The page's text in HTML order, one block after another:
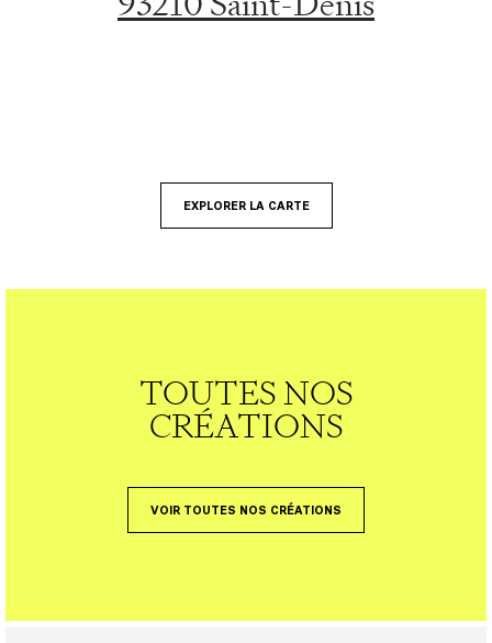
EXPLORER LA CARTE
TOUTES NOS
CRÉATIONS
VOIR TOUTES NOS CRÉATIONS